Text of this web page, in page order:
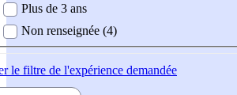
Plus de 3 ans
Non renseignée (4)
le filtre de l'expérience demandée